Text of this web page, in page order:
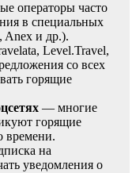
операторы часто
в специальных
Anex и др.).
Level.Travel,
со всех
горящие
— многие
горящие
времени.
на
уведомления о